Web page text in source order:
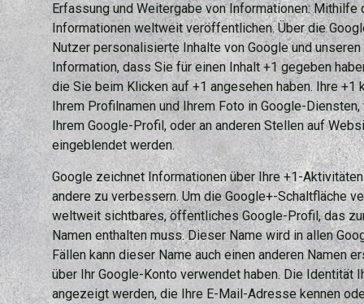
Erfassung und Weitergabe von Informationen: Mithilfe
Informationen weltweit veröffentlichen. Über die
Nutzer personalisierte Inhalte von Google und
Information, dass Sie für einen Inhalt +1 gegeben
die Sie beim Klicken auf +1 angesehen haben. Ihre
Ihrem Profilnamen und Ihrem Foto in Google-
Ihrem Google-Profil, oder an anderen Stellen auf
eingeblendet werden.
Google zeichnet Informationen über Ihre +1-
andere zu verbessern. Um die Google+-Schaltfläche
weltweit sichtbares, öffentliches Google-Profil, das
Namen enthalten muss. Dieser Name wird in allen
Fällen kann dieser Name auch einen anderen Namen
über Ihr Google-Konto verwendet haben. Die Identität
angezeigt werden, die Ihre E-Mail-Adresse kennen